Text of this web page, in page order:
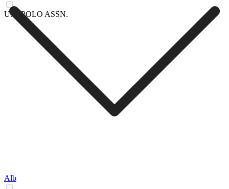
U.S. POLO ASSN.
Alb